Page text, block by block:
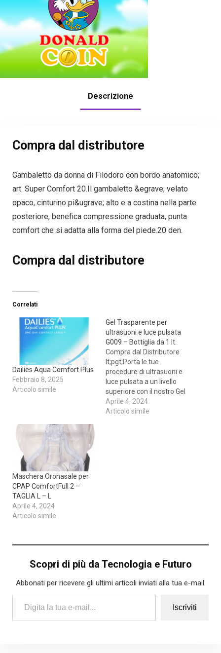
Descrizione
Compra dal distributore
Gambaletto da donna di Filodoro con bordo anatomico;
art. Super Comfort 20.Il gambaletto &egrave; velato
opaco, cinturino pi&ugrave; alto e a costina nella parte
posteriore, benefica compressione graduata, punta
comfort che si adatta alla forma del piede.20 den.
Compra dal distributore
Correlati
Dailies Aqua Comfort Plus
Febbraio 8, 2025
Articolo simile
Gel Trasparente per
ultrasuoni e luce pulsata
G009 – Bottiglia da 1 lt.
Compra dal Distributore
lt;pgt;Porta le tue
procedure di ultrasuoni e
luce pulsata a un livello
superiore con il nostro Gel
Trasparente per Ultrasuoni
e Luce Pulsata G009 di
Aprile 4, 2024
Articolo simile
Maschera Oronasale per
CPAP ComfortFull 2 –
TAGLIA L – L
Aprile 4, 2024
Articolo simile
Scopri di più da Tecnologia e Futuro
Abbonati per ricevere gli ultimi articoli inviati alla tua e-mail.
Digita la tua e-mail...
Iscriviti